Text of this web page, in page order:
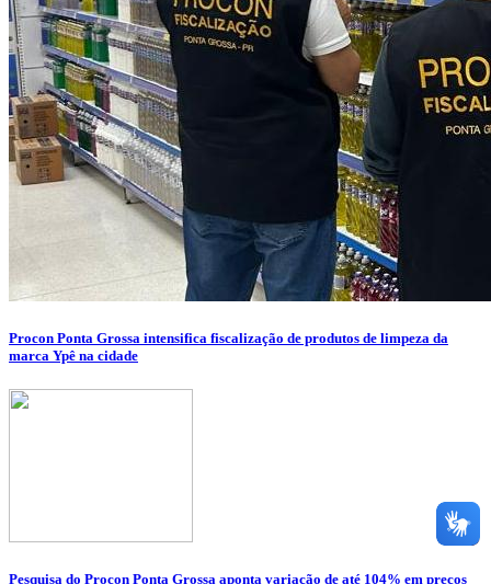
Procon Ponta Grossa intensifica fiscalização de produtos de limpeza da
marca Ypê na cidade
Pesquisa do Procon Ponta Grossa aponta variação de até 104% em preços